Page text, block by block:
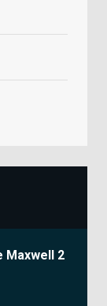
Maxwell 2